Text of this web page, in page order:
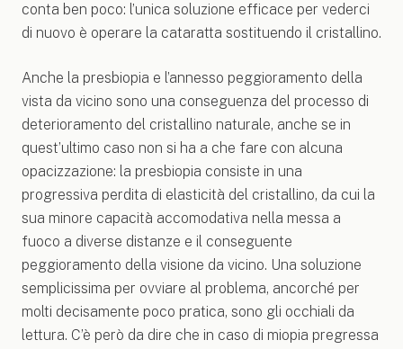
conta ben poco: l’unica soluzione efficace per vederci
di nuovo è operare la cataratta sostituendo il cristallino.
Anche la presbiopia e l’annesso peggioramento della
vista da vicino sono una conseguenza del processo di
deterioramento del cristallino naturale, anche se in
quest’ultimo caso non si ha a che fare con alcuna
opacizzazione: la presbiopia consiste in una
progressiva perdita di elasticità del cristallino, da cui la
sua minore capacità accomodativa nella messa a
fuoco a diverse distanze e il conseguente
peggioramento della visione da vicino. Una soluzione
semplicissima per ovviare al problema, ancorché per
molti decisamente poco pratica, sono gli occhiali da
lettura. C’è però da dire che in caso di miopia pregressa